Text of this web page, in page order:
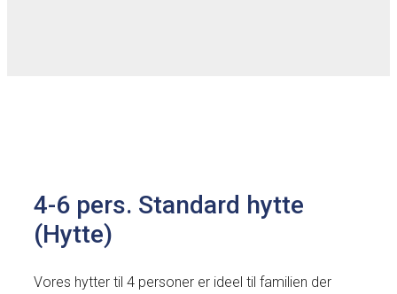
4-6 pers. Standard hytte
(Hytte)
Vores hytter til 4 personer er ideel til familien der